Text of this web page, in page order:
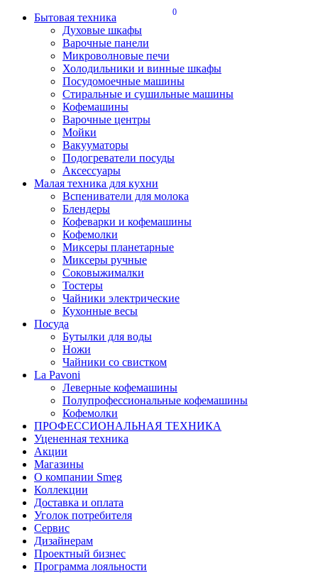
0
Бытовая техника
Духовые шкафы
Варочные панели
Микроволновые печи
Холодильники и винные шкафы
Посудомоечные машины
Стиральные и сушильные машины
Кофемашины
Варочные центры
Мойки
Вакууматоры
Подогреватели посуды
Аксессуары
Малая техника для кухни
Вспениватели для молока
Блендеры
Кофеварки и кофемашины
Кофемолки
Миксеры планетарные
Миксеры ручные
Соковыжималки
Тостеры
Чайники электрические
Кухонные весы
Посуда
Бутылки для воды
Ножи
Чайники со свистком
La Pavoni
Леверные кофемашины
Полупрофессиональные кофемашины
Кофемолки
ПРОФЕССИОНАЛЬНАЯ ТЕХНИКА
Уцененная техника
Акции
Магазины
О компании Smeg
Коллекции
Доставка и оплата
Уголок потребителя
Сервис
Дизайнерам
Проектный бизнес
Программа лояльности